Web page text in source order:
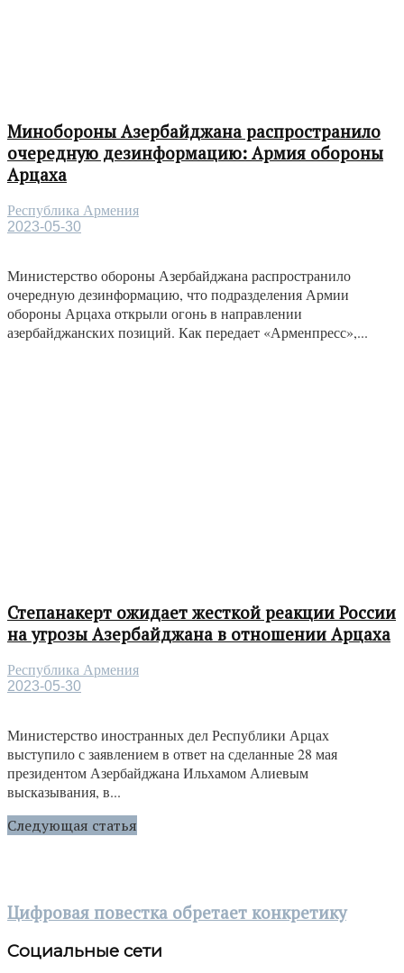
Минобороны Азербайджана распространило
очередную дезинформацию: Армия обороны
Арцаха
Республика Армения
2023-05-30
Министерство обороны Азербайджана распространило
очередную дезинформацию, что подразделения Армии
обороны Арцаха открыли огонь в направлении
азербайджанских позиций. Как передает «Арменпресс»,...
Степанакерт ожидает жесткой реакции России
на угрозы Азербайджана в отношении Арцаха
Республика Армения
2023-05-30
Министерство иностранных дел Республики Арцах
выступило с заявлением в ответ на сделанные 28 мая
президентом Азербайджана Ильхамом Алиевым
высказывания, в...
Следующая статья
Цифровая повестка обретает конкретику
Социальные сети